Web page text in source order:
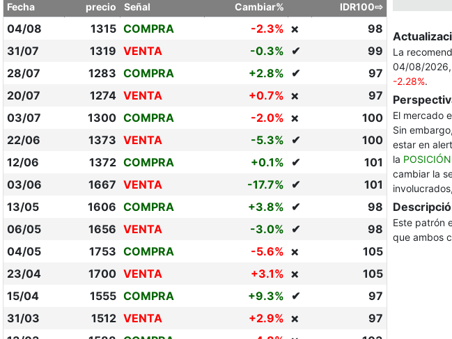
Fecha precio Señal Cambiar% IDR100⇨
04/08 1315 COMPRA -2.3% ❌
98
31/07
1319 VENTA -0.3% ✔
99
28/07
1283 COMPRA +2.8% ✔
97
20/07
1274 VENTA +0.7% ❌
97
03/07
1300 COMPRA -2.0% ❌
100
22/06
1373 VENTA -5.3% ✔
100
12/06
1372 COMPRA +0.1% ✔
101
03/06
1667 VENTA -17.7% ✔
101
13/05
1606 COMPRA +3.8% ✔
98
06/05
1656 VENTA -3.0% ✔
98
04/05
1753 COMPRA -5.6% ❌
105
23/04
1700 VENTA +3.1% ❌
105
15/04
1555 COMPRA +9.3% ✔
97
31/03
1512 VENTA +2.9% ❌
97
La
04/08/2026,
-2.28%.
El mercado
Sin
estar en
la
cambiar la
Este patrón
que ambos